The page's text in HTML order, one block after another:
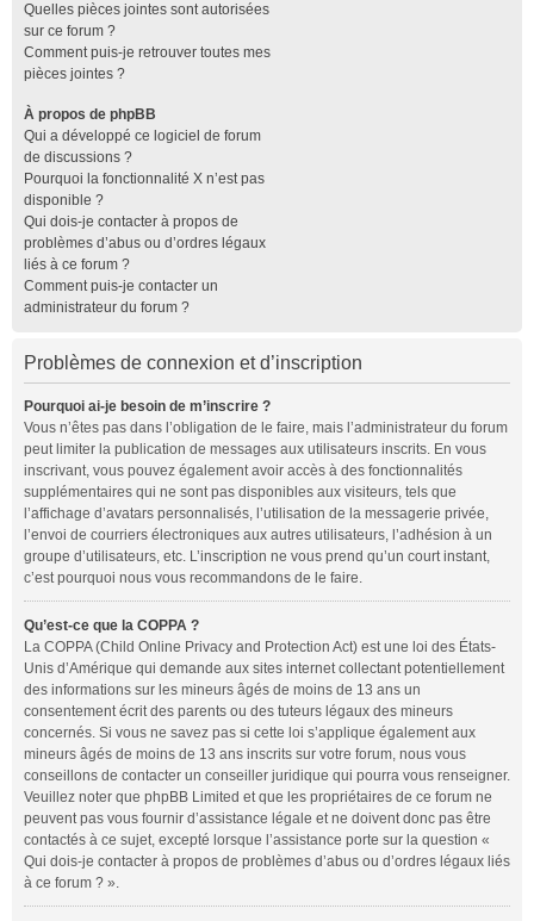
Quelles pièces jointes sont autorisées
sur ce forum ?
Comment puis-je retrouver toutes mes
pièces jointes ?
À propos de phpBB
Qui a développé ce logiciel de forum
de discussions ?
Pourquoi la fonctionnalité X n’est pas
disponible ?
Qui dois-je contacter à propos de
problèmes d’abus ou d’ordres légaux
liés à ce forum ?
Comment puis-je contacter un
administrateur du forum ?
Problèmes de connexion et d’inscription
Pourquoi ai-je besoin de m’inscrire ?
Vous n’êtes pas dans l’obligation de le faire, mais l’administrateur du forum
peut limiter la publication de messages aux utilisateurs inscrits. En vous
inscrivant, vous pouvez également avoir accès à des fonctionnalités
supplémentaires qui ne sont pas disponibles aux visiteurs, tels que
l’affichage d’avatars personnalisés, l’utilisation de la messagerie privée,
l’envoi de courriers électroniques aux autres utilisateurs, l’adhésion à un
groupe d’utilisateurs, etc. L’inscription ne vous prend qu’un court instant,
c’est pourquoi nous vous recommandons de le faire.
Qu’est-ce que la COPPA ?
La COPPA (Child Online Privacy and Protection Act) est une loi des États-
Unis d’Amérique qui demande aux sites internet collectant potentiellement
des informations sur les mineurs âgés de moins de 13 ans un
consentement écrit des parents ou des tuteurs légaux des mineurs
concernés. Si vous ne savez pas si cette loi s’applique également aux
mineurs âgés de moins de 13 ans inscrits sur votre forum, nous vous
conseillons de contacter un conseiller juridique qui pourra vous renseigner.
Veuillez noter que phpBB Limited et que les propriétaires de ce forum ne
peuvent pas vous fournir d’assistance légale et ne doivent donc pas être
contactés à ce sujet, excepté lorsque l’assistance porte sur la question «
Qui dois-je contacter à propos de problèmes d’abus ou d’ordres légaux liés
à ce forum ? ».